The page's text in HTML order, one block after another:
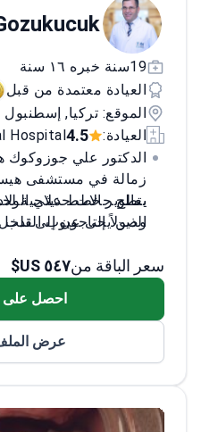
19سنة خبره ١٦ سنة
العيادة معتمدة من قبل
الموقع: تركيا, إسطنبول
العيادة:
4.5
Hospital
الدكتور علي
زمالة في مستشفى
بتطوير خطط علاجية
الذين يحتاجون إلى
يعالج حالات حديثي
وصولاً إلى عيوب القلب
خبير في جراحات قلب
الحاجز البطيني والأذيني
جراحات الأطفال
سعر الباقة من٥٤٧ US$
احصل
عرض